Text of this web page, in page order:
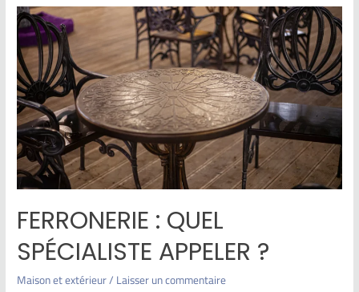
FERRONERIE : QUEL
SPÉCIALISTE APPELER ?
Maison et extérieur/Laisser un commentaire